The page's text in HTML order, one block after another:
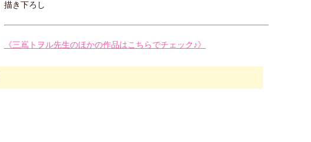
描き下ろし
《三嶌トヲル先生のほかの作品はこちらでチェック♪》